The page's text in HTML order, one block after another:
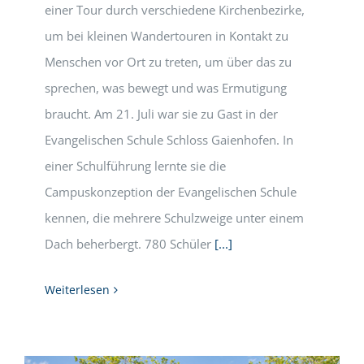
einer Tour durch verschiedene Kirchenbezirke,
um bei kleinen Wandertouren in Kontakt zu
Menschen vor Ort zu treten, um über das zu
sprechen, was bewegt und was Ermutigung
braucht. Am 21. Juli war sie zu Gast in der
Evangelischen Schule Schloss Gaienhofen. In
einer Schulführung lernte sie die
Campuskonzeption der Evangelischen Schule
kennen, die mehrere Schulzweige unter einem
Dach beherbergt. 780 Schüler [...]
Weiterlesen